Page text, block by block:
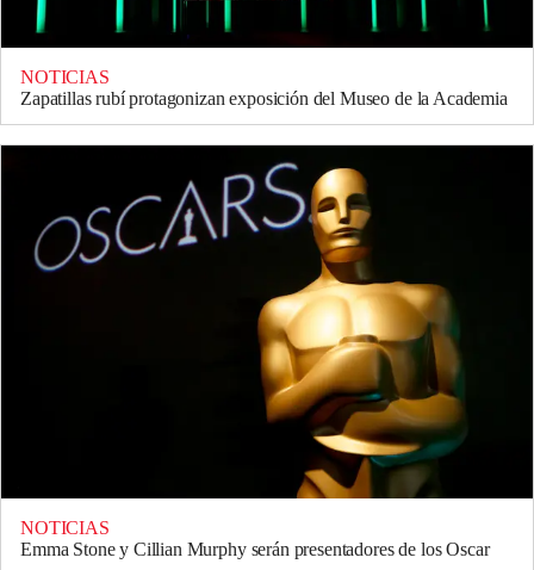
NOTICIAS
Zapatillas rubí protagonizan exposición del Museo de la Academia
NOTICIAS
Emma Stone y Cillian Murphy serán presentadores de los Oscar